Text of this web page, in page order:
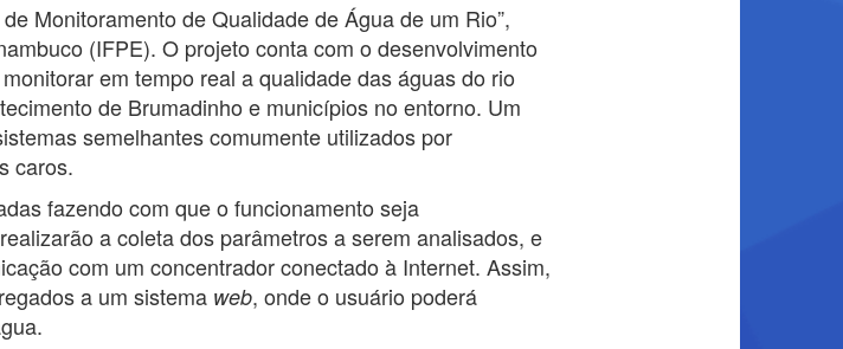
Monitoramento de Qualidade de Água de um Rio”,
(IFPE). O projeto conta com o desenvolvimento
em tempo real a qualidade das águas do rio
de Brumadinho e municípios no entorno. Um
semelhantes comumente utilizados por
caros.
fazendo com que o funcionamento seja
a coleta dos parâmetros a serem analisados, e
com um concentrador conectado à Internet. Assim,
a um sistema web, onde o usuário poderá